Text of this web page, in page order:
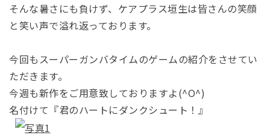
体験希望
そんな暑さにも負けず、ケアプラス垣生は皆さんの笑顔
と笑い声で溢れ返っております。
今回もスーパーガンバタイムのゲームの紹介をさせてい
ただきます。
今週も新作をご用意致しておりますよ(^O^)
名付けて『君のハートにダンクシュート！』